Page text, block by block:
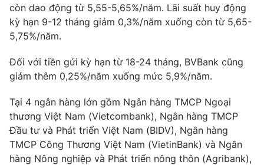
THỜI BÁO VTV
Theo dõi báo trên
Cơ quan chủ quản:
Đài Truyền hình Việt Nam
Cơ quan báo chí:Thời báo VTV
Giấy phép hoạt động báo in và báo điện tử số 483/GP-BTTTT
cấp ngày 29/12/2023
Tổng Biên tập:Vũ Thanh Thủy
còn dao động từ 5,55-5,65%/năm. Lãi suất huy động
kỳ hạn 9-12 tháng giảm 0,3%/năm xuống còn từ 5,65-
5,75%/năm.
Đối với tiền gửi kỳ hạn từ 18-24 tháng, BVBank cũng
giảm thêm 0,25%/năm xuống mức 5,9%/năm.
Tại 4 ngân hàng lớn gồm Ngân hàng TMCP Ngoại
thương Việt Nam (Vietcombank), Ngân hàng TMCP
Đầu tư và Phát triển Việt Nam (BIDV), Ngân hàng
TMCP Công Thương Việt Nam (VietinBank) và Ngân
hàng Nông nghiệp và Phát triển nông thôn (Agribank),